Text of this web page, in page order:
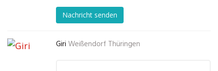
Nachricht senden
Giri Weißendorf Thüringen